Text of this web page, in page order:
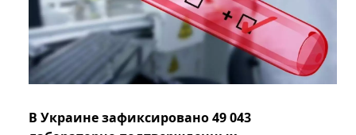
В Украине зафиксировано 49 043